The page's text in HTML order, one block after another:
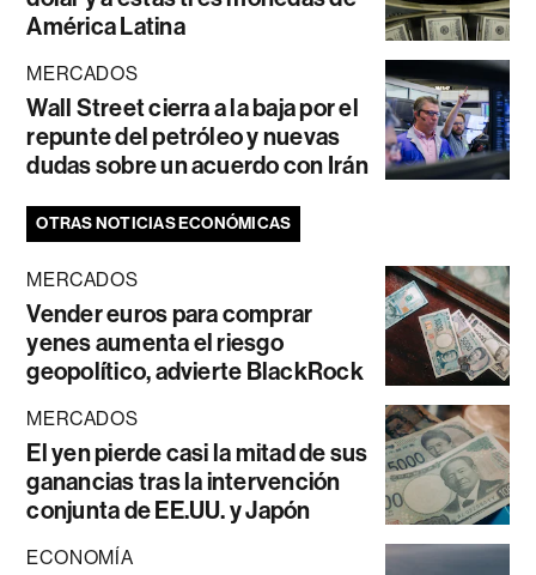
América Latina
MERCADOS
Wall Street cierra a la baja por el
repunte del petróleo y nuevas
dudas sobre un acuerdo con Irán
OTRAS NOTICIAS ECONÓMICAS
MERCADOS
Vender euros para comprar
yenes aumenta el riesgo
geopolítico, advierte BlackRock
MERCADOS
El yen pierde casi la mitad de sus
ganancias tras la intervención
conjunta de EE.UU. y Japón
ECONOMÍA